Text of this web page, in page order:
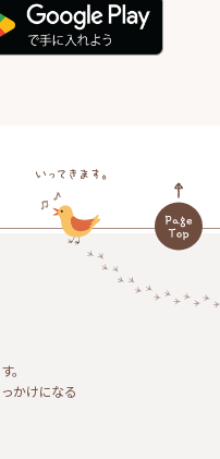
。
かけになる